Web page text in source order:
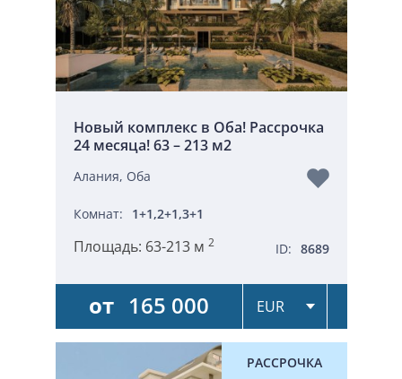
Новый комплекс в Оба! Рассрочка
24 месяца! 63 – 213 м2
Алания, Оба
Комнат: 1+1,2+1,3+1
Площадь: 63-213 м 2 ID: 8689
от 165 000
РАССРОЧКА